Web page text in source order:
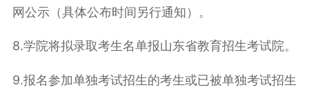
网公示（具体公布时间另行通知）。
8.学院将拟录取考生名单报山东省教育招生考试院。
9.报名参加单独考试招生的考生或已被单独考试招生